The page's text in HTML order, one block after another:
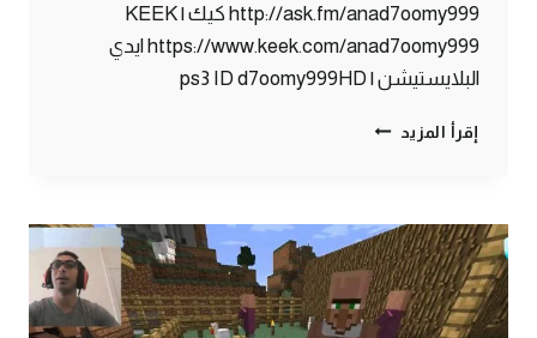
http://ask.fm/anad7oomy999 كيك | KEEK
https://www.keek.com/anad7oomy999 ايدي
البلايستيشن | ps3 ID d7oomy999HD
إقرأ المزيد ماين
رجل
الثلج
:
(
#74